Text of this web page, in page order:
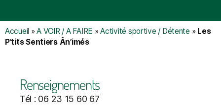
Accueil »A VOIR / A FAIRE »Activité sportive / Détente » Les
P’tits Sentiers Ân’imés
Renseignements
Tél : 06 23 15 60 67